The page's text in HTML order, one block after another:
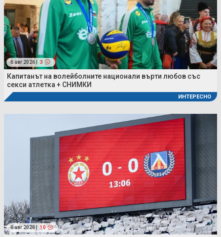
6 авг 2026 | 3
Капитанът на волейболните национали върти любов със
секси атлетка + СНИМКИ
ИНТЕРЕСНО
6 авг 2026 | 10